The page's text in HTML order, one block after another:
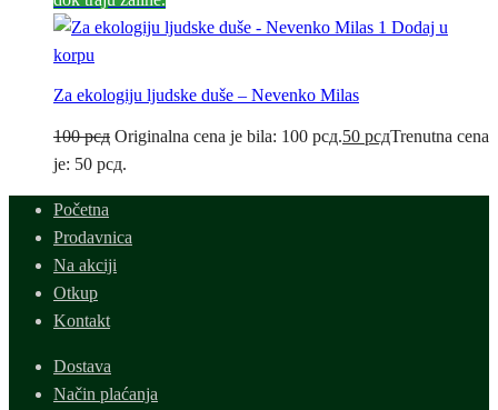
Dodaj u
korpu
Za ekologiju ljudske duše – Nevenko Milas
100рсд Originalna cena je bila: 100 рсд.50 рсдTrenutna cena
je: 50 рсд.
Početna
Prodavnica
Na akciji
Otkup
Kontakt
Dostava
Način plaćanja